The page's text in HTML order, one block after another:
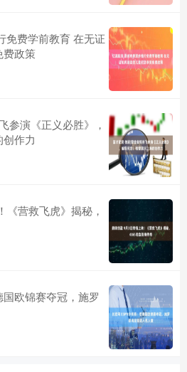
免费学前教育 在无证
费政策
参演《正义必胜》，
作力
《营救飞虎》揭秘，
欧锦赛夺冠，施罗